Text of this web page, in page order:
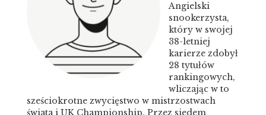
Angielski
snookerzysta,
który w swojej
38-letniej
karierze zdobył
28 tytułów
rankingowych,
wliczając w to
sześciokrotne zwycięstwo w mistrzostwach
świata i UK Championship. Przez siedem